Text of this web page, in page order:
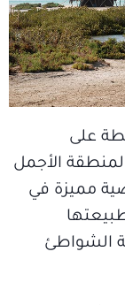
على
الأجمل
مميزة في
الشواطئ